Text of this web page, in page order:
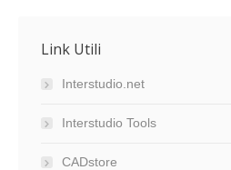
Link Utili
Interstudio.net
Interstudio Tools
CADstore